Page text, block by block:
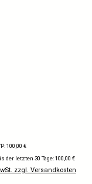
Preis:
100,00 €
der letzten 30 Tage: 100,00 €
zzgl. Versandkosten